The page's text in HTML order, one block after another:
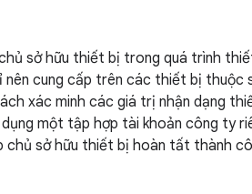
sở hữu thiết bị trong quá trình
nên cung cấp trên các thiết bị thuộc
xác minh các giá trị nhận dạng
một tập hợp tài khoản công ty
chủ sở hữu thiết bị hoàn tất thành